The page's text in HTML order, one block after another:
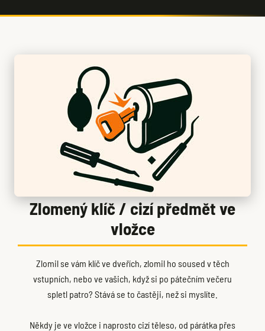
Zlomený klíč / cizí předmět ve
vložce
Zlomil se vám klíč ve dveřích, zlomil ho soused v těch
vstupních, nebo ve vašich, když si po pátečním večeru
spletl patro? Stává se to častěji, než si myslíte.
Někdy je ve vložce i naprosto cizí těleso, od párátka přes